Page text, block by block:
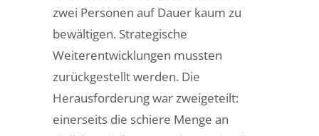
zwei Personen auf Dauer kaum zu
bewältigen. Strategische
Weiterentwicklungen mussten
zurückgestellt werden. Die
Herausforderung war zweigeteilt:
einerseits die schiere Menge an